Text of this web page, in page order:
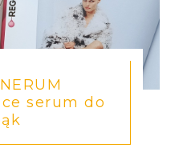
serum do